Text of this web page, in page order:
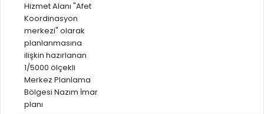
Hizmet Alanı "Afet
Koordinasyon
merkezi" olarak
planlanmasına
ilişkin hazırlanan
1/5000 ölçekli
Merkez Planlama
Bölgesi Nazım İmar
planı